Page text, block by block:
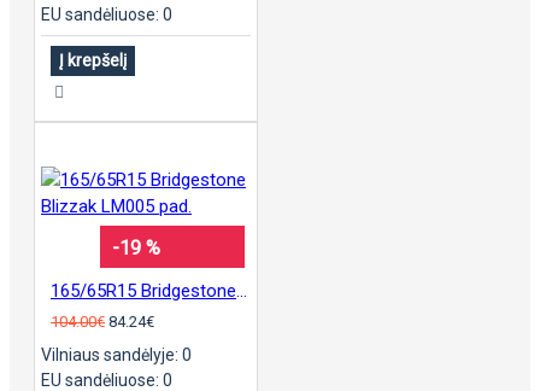
EU sandėliuose: 0
Į krepšelį
-19 %
104.00€ 84.24€
Vilniaus sandėlyje: 0
EU sandėliuose: 0